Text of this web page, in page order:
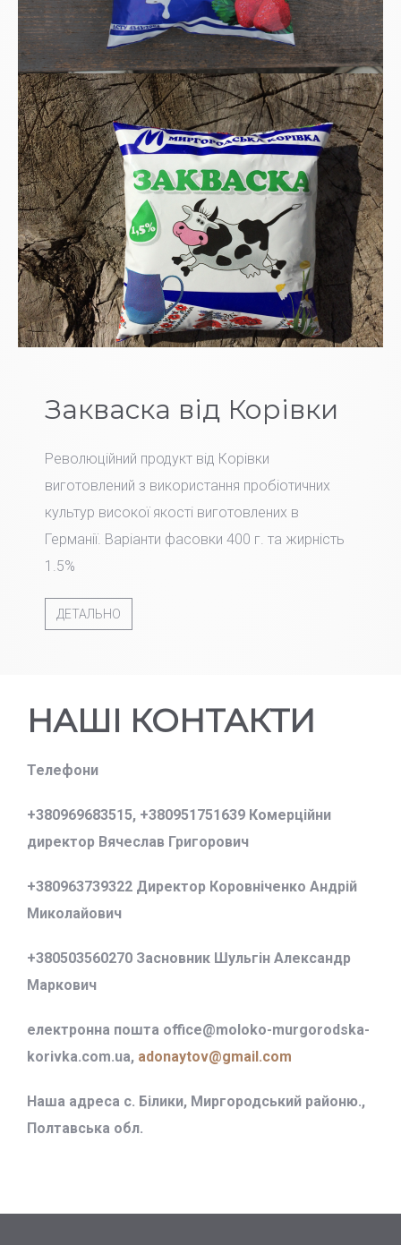
Закваска від Корівки
Революційний продукт від Корівки
виготовлений з використання пробіотичних
культур високої якості виготовлених в
Германії. Варіанти фасовки 400 г. та жирність
1.5%
ДЕТАЛЬНО
НАШІ КОНТАКТИ
Телефони
+380969683515, +380951751639 Комерційни
директор Вячеслав Григорович
+380963739322 Директор Коровніченко Андрій
Миколайович
+380503560270 Засновник Шульгін Александр
Маркович
електронна пошта office@moloko-murgorodska-
korivka.com.ua, adonaytov@gmail.com
Наша адреса с. Білики, Миргородський районю.,
Полтавська обл.